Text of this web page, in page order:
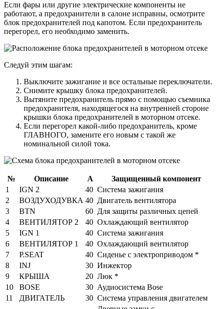
Если фары или другие электрические компоненты не
работают, а предохранители в салоне исправны, осмотрите
блок предохранителей под капотом. Если предохранитель
перегорел, его необходимо заменить.
Следуй этим шагам:
Выключите зажигание и все остальные переключатели.
Снимите крышку блока предохранителей.
Вытяните предохранитель прямо с помощью съемника
предохранителя, находящегося на внутренней стороне
крышки блока предохранителей в моторном отсеке.
Если перегорел какой-либо предохранитель, кроме
ГЛАВНОГО, замените его новым с такой же
номинальной силой тока.
№ Описание А
Защищенный компонент
1
IGN 2 40 Система зажигания
2
ВОЗДУХОДУВКА 40 Двигатель вентилятора
3
BTN 60 Для защиты различных цепей
4
ВЕНТИЛЯТОР 2 40 Охлаждающий вентилятор
5
IGN 1 40 Система зажигания
6
ВЕНТИЛЯТОР 1 40 Охлаждающий вентилятор
7
P.SEAT 40 Сиденье с электроприводом *
8
INJ 30 Инжектор
9
КРЫША 20 Люк *
10
BOSE 30 Аудиосистема Bose
11
ДВИГАТЕЛЬ 30 Система управления двигателем